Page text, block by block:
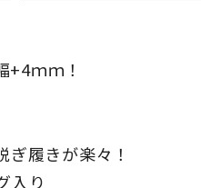
ｍｍ！
履きが楽々！
入り